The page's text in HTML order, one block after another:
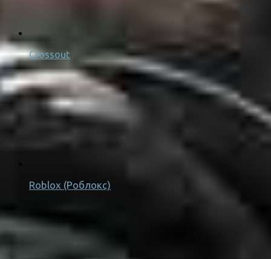
Crossout
Roblox (Роблокс)